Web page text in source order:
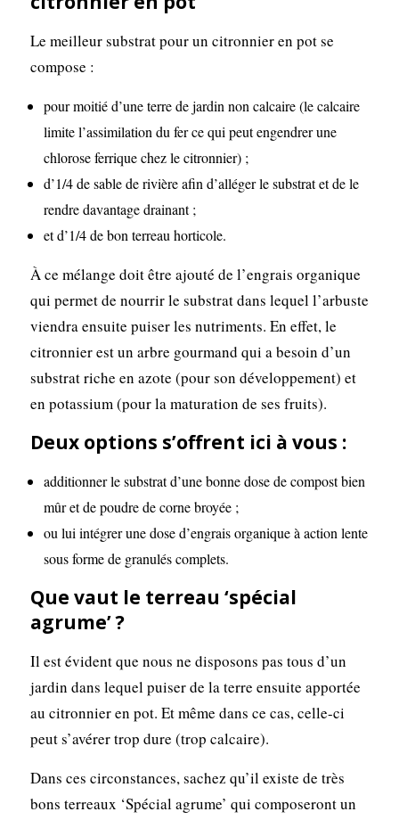
Le meilleur substrat pour un citronnier en pot se
compose :
pour moitié d’une terre de jardin non calcaire (le calcaire
limite l’assimilation du fer ce qui peut engendrer une
chlorose ferrique chez le citronnier) ;
d’1/4 de sable de rivière afin d’alléger le substrat et de le
rendre davantage drainant ;
et d’1/4 de bon terreau horticole.
À ce mélange doit être ajouté de l’engrais organique
qui permet de nourrir le substrat dans lequel l’arbuste
viendra ensuite puiser les nutriments. En effet, le
citronnier est un arbre gourmand qui a besoin d’un
substrat riche en azote (pour son développement) et
en potassium (pour la maturation de ses fruits).
Deux options s’offrent ici à vous :
additionner le substrat d’une bonne dose de compost bien
mûr et de poudre de corne broyée ;
ou lui intégrer une dose d’engrais organique à action lente
sous forme de granulés complets.
Que vaut le terreau ‘spécial
agrume’ ?
Il est évident que nous ne disposons pas tous d’un
jardin dans lequel puiser de la terre ensuite apportée
au citronnier en pot. Et même dans ce cas, celle-ci
peut s’avérer trop dure (trop calcaire).
Dans ces circonstances, sachez qu’il existe de très
bons terreaux ‘Spécial agrume’ qui composeront un